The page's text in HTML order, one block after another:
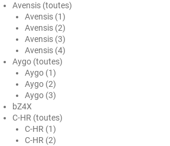
Genesis
Geo
Gmc
Great
Grecav
Gwm
Avensis (toutes)
Avensis (1)
Avensis (2)
Avensis (3)
Avensis (4)
Aygo (toutes)
Aygo (1)
Aygo (2)
Aygo (3)
bZ4X
C-HR (toutes)
C-HR (1)
C-HR (2)